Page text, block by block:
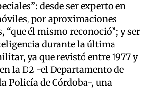
: desde ser experto en
por aproximaciones
él mismo reconoció”; y ser
durante la última
ya que revistó entre 1977 y
la D2 -el Departamento de
Policía de Córdoba-, una